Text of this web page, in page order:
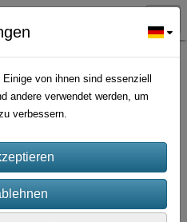
von ihnen sind essenziell
andere verwendet werden, um
verbessern.